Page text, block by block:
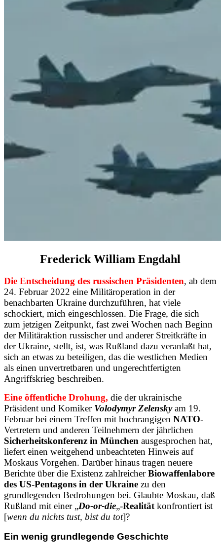
Frederick William Engdahl
Die Entscheidung des russischen Präsidenten, ab dem
24. Februar 2022 eine Militäroperation in der
benachbarten Ukraine durchzuführen, hat viele
schockiert, mich eingeschlossen. Die Frage, die sich
zum jetzigen Zeitpunkt, fast zwei Wochen nach Beginn
der Militäraktion russischer und anderer Streitkräfte in
der Ukraine, stellt, ist, was Rußland dazu veranlaßt hat,
sich an etwas zu beteiligen, das die westlichen Medien
als einen unvertretbaren und ungerechtfertigten
Angriffskrieg beschreiben.
Eine öffentliche Drohung, die der ukrainische
Präsident und Komiker Volodymyr Zelenskyam 19.
Februar bei einem Treffen mit hochrangigen NATO-
Vertretern und anderen Teilnehmern der jährlichen
Sicherheitskonferenz in München ausgesprochen hat,
liefert einen weitgehend unbeachteten Hinweis auf
Moskaus Vorgehen. Darüber hinaus tragen neuere
Berichte über die Existenz zahlreicherBiowaffenlabore
des US-Pentagons in der Ukraine zu den
grundlegenden Bedrohungen bei. Glaubte Moskau, daß
Rußland mit einer „Do-or-die„-Realität konfrontiert ist
[wenn du nichts tust, bist du tot]?
Ein wenig grundlegende Geschichte